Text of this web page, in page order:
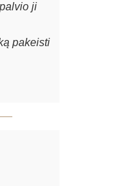
ji
pakeisti